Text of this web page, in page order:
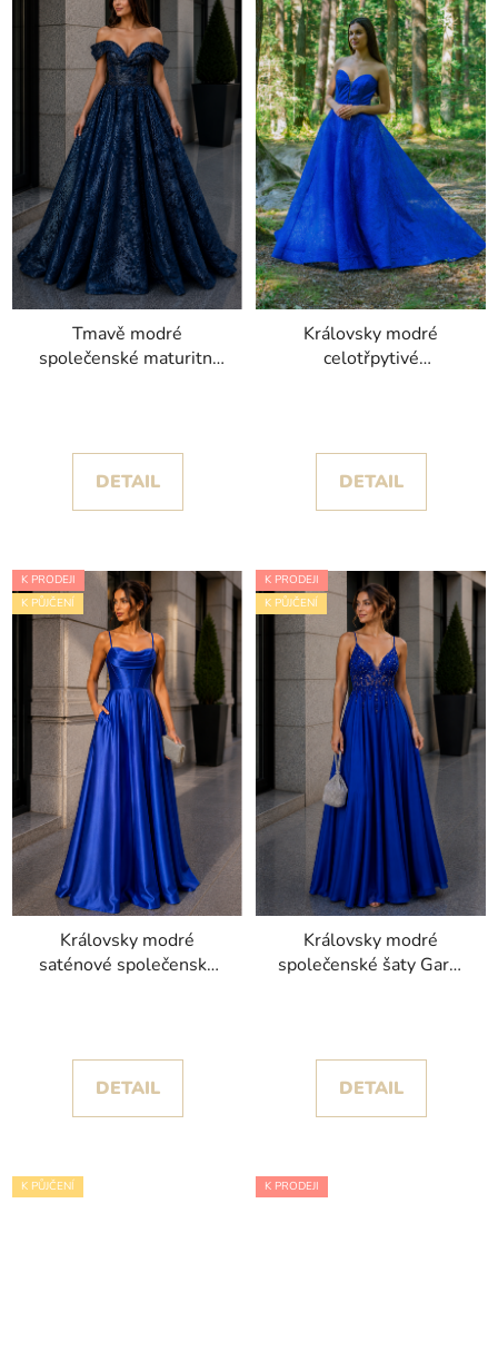
Tmavě modré
společenské maturitní
DETAIL
Královsky modré
celotřpytivé
DETAIL
K PRODEJI
K PŮJČENÍ
Královsky modré
saténové společenské
DETAIL
K PRODEJI
K PŮJČENÍ
Královsky modré
společenské šaty Gardi
DETAIL
K PŮJČENÍ K PRODEJI